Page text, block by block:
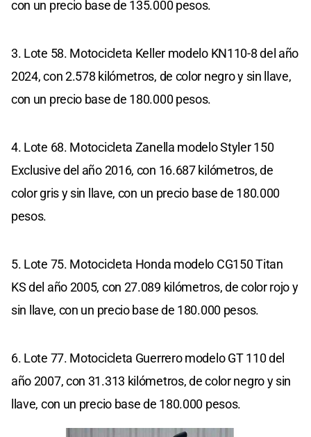
con un precio base de 135.000 pesos.
3. Lote 58. Motocicleta Keller modelo KN110-8 del año
2024, con 2.578 kilómetros, de color negro y sin llave,
con un precio base de 180.000 pesos.
4. Lote 68. Motocicleta Zanella modelo Styler 150
Exclusive del año 2016, con 16.687 kilómetros, de
color gris y sin llave, con un precio base de 180.000
pesos.
5. Lote 75. Motocicleta Honda modelo CG150 Titan
KS del año 2005, con 27.089 kilómetros, de color rojo y
sin llave, con un precio base de 180.000 pesos.
6. Lote 77. Motocicleta Guerrero modelo GT 110 del
año 2007, con 31.313 kilómetros, de color negro y sin
llave, con un precio base de 180.000 pesos.